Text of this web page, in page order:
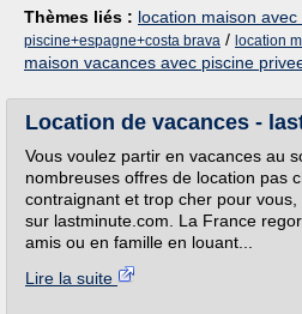
Thèmes liés : location maison
piscine+espagne+costa brava / location
maison vacances avec piscine
Location de vacances -
Vous voulez partir en vacances au
nombreuses offres de location pas
contraignant et trop cher pour
sur lastminute.com. La France
amis ou en famille en louant...
Lire la suite